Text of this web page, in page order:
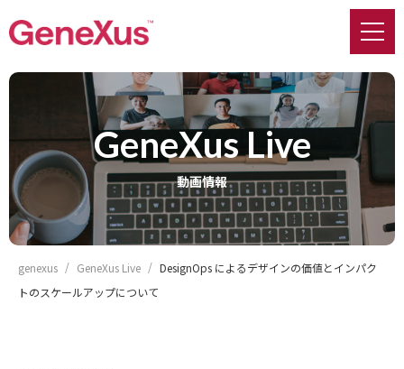
GeneXus Live
動画情報
genexus GeneXus Live
DesignOps によるデザインの価値とインパク
トのスケールアップについて